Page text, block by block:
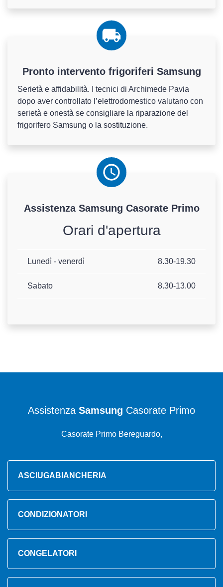
Pronto intervento frigoriferi Samsung
Serietà e affidabilità. I tecnici di Archimede Pavia
dopo aver controllato l’elettrodomestico valutano con
serietà e onestà se consigliare la riparazione del
frigorifero Samsung o la sostituzione.
Assistenza Samsung Casorate Primo
Orari d'apertura
Lunedì - venerdì 8.30-19.30
Sabato 8.30-13.00
Assistenza Samsung Casorate Primo
Casorate Primo Bereguardo,
ASCIUGABIANCHERIA
CONDIZIONATORI
CONGELATORI